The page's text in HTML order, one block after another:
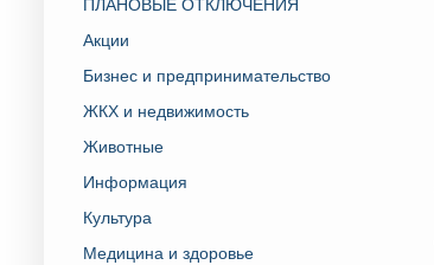
Акции
Бизнес и предпринимательство
ЖКХ и недвижимость
Животные
Информация
Культура
Медицина и здоровье